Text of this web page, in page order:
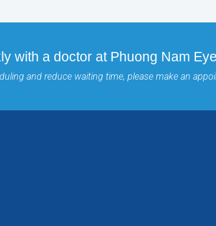
with a doctor at Phuong Nam
and reduce waiting time, please make an